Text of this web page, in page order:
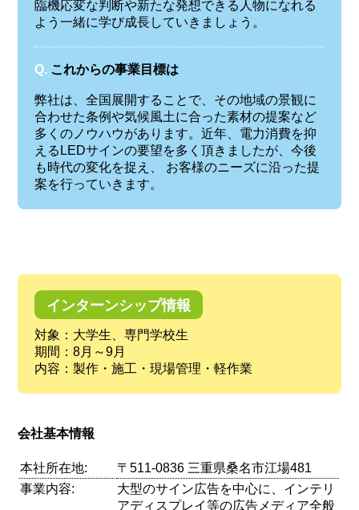
臨機応変な判断や新たな発想できる人物になれる
よう一緒に学び成長していきましょう。
Q. これからの事業目標は
弊社は、全国展開することで、その地域の景観に
合わせた条例や気候風土に合った素材の提案など
多くのノウハウがあります。近年、電力消費を抑
えるLEDサインの要望を多く頂きましたが、今後
も時代の変化を捉え、 お客様のニーズに沿った提
案を行っていきます。
インターンシップ情報
対象：大学生、専門学校生
期間：8月～9月
内容：製作・施工・現場管理・軽作業
会社基本情報
本社所在地:
〒511-0836 三重県桑名市江場481
事業内容:
大型のサイン広告を中心に、インテリ
アディスプレイ等の広告メディア全般